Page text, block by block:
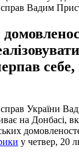
Вадим
себе,
України
на Донбасі,
у четвер, 20